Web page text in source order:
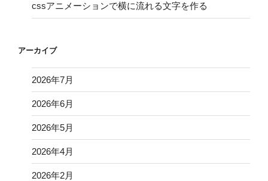
cssアニメーションで横に流れる文字を作る
アーカイブ
2026年7月
2026年6月
2026年5月
2026年4月
2026年2月